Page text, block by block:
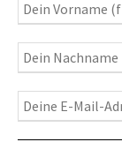
Fotografie–